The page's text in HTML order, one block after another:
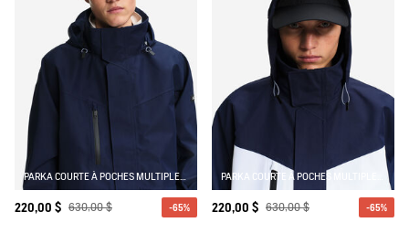
PARKA COURTE À POCHES MULTIPLES AVEC CAPUCHE AMOVIBLE GORE-TEX®
220,00 $ 630,00 $ -65% 220,00 $ 630,00 $ -65%